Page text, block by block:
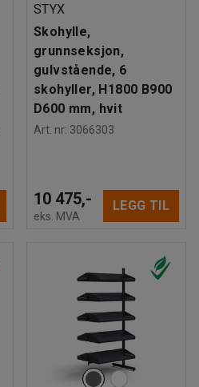
STYX
Skohylle,
grunnseksjon,
gulvstående, 6
skohyller, H1800 B900
D600 mm, hvit
Art. nr: 3066303
10 475,-
eks. MVA
LEGG TIL